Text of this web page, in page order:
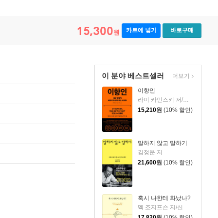
15,300원 카트에 넣기 바로구매
이 분야 베스트셀러
이향인
라미 카민스키 저/최지숙 역
15,210원 (10% 할인)
말하지 않고 말하기
김정운 저
21,600원 (10% 할인)
혹시 나한테 화났나?
더보기